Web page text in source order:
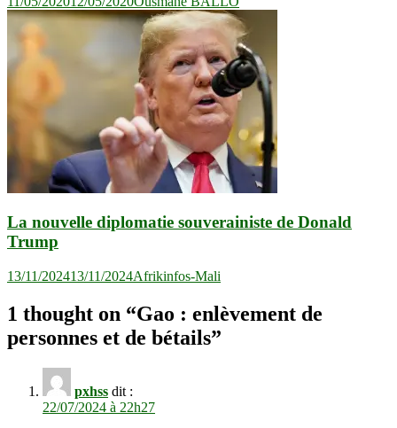
La nouvelle diplomatie souverainiste de Donald
Trump
13/11/202413/11/2024Afrikinfos-Mali
1 thought on “Gao : enlèvement de
personnes et de bétails”
pxhss dit :
22/07/2024 à 22h27